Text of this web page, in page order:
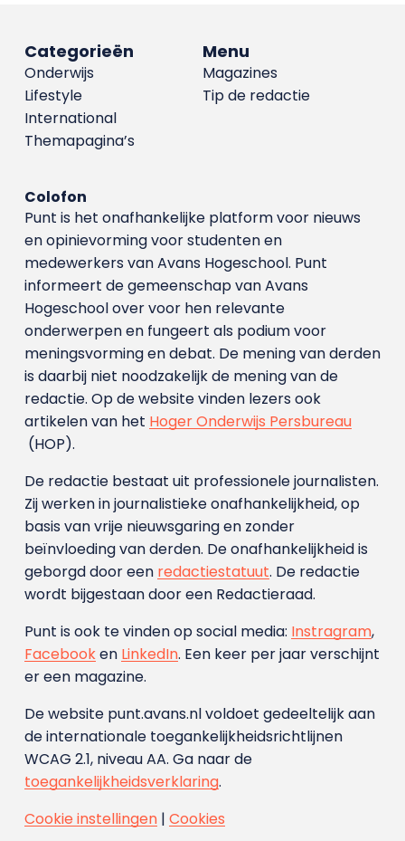
Menu
Magazines
Tip de redactie
Categorieën
Onderwijs
Lifestyle
International
Themapagina’s
Colofon
Punt is het onafhankelijke platform voor nieuws
en opinievorming voor studenten en
medewerkers van Avans Hoge­school. Punt
informeert de gemeenschap van Avans
Hogeschool over voor hen relevante
onderwerpen en fungeert als podium voor
meningsvorming en debat. De mening van derden
is daarbij niet noodzakelijk de mening van de
redactie. Op de website vinden lezers ook
artikelen van het Hoger Onderwijs Persbureau
(HOP).
De redactie bestaat uit professionele journalisten.
Zij werken in journalistieke onafhankelijkheid, op
basis van vrije nieuwsgaring en zonder
beïnvloeding van derden. De onafhankelijkheid is
geborgd door een redactiestatuut. De redactie
wordt bijgestaan door een Redactieraad.
Punt is ook te vinden op social media: Instragram,
Facebooken LinkedIn. Een keer per jaar verschijnt
er een magazine.
De website punt.avans.nl voldoet gedeeltelijk aan
de internationale toegankelijkheidsrichtlijnen
WCAG 2.1, niveau AA. Ga naar de
toegankelijkheidsverklaring.
Cookie instellingen| Cookies